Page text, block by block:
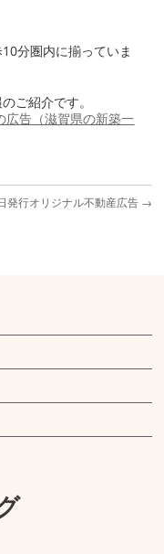
分圏内に揃っていま
ご紹介です。
広告（滋賀県の新築一
発行オリジナル不動産広告 →